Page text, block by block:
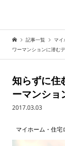
記事一覧 マイ
ワーマンションに潜む
知らずに住
ーマンショ
2017.03.03
マイホーム・住宅